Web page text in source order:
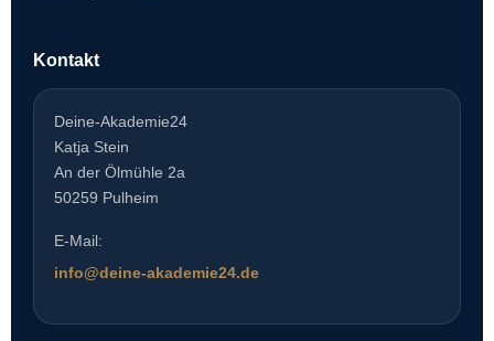
Kontakt
Deine-Akademie24
Katja Stein
An der Ölmühle 2a
50259 Pulheim
E-Mail:
info@deine-akademie24.de